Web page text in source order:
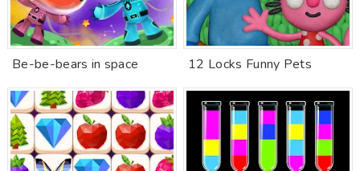
Be-be-bears in space 12 Locks Funny Pets